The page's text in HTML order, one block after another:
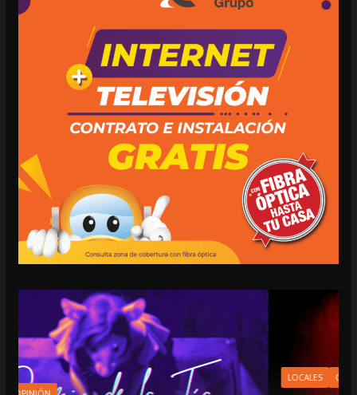
LOCALES OPINIÓN